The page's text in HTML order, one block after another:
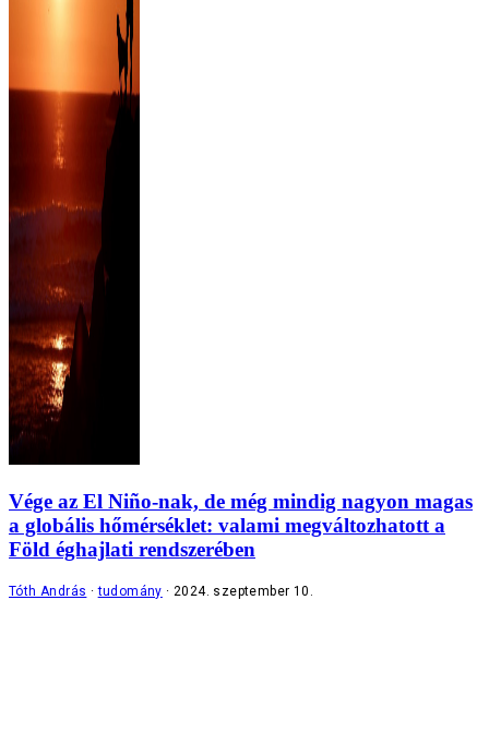
Vége az El Niño-nak, de még mindig nagyon magas
a globális hőmérséklet: valami megváltozhatott a
Föld éghajlati rendszerében
Tóth András tudomány 2024. szeptember 10.